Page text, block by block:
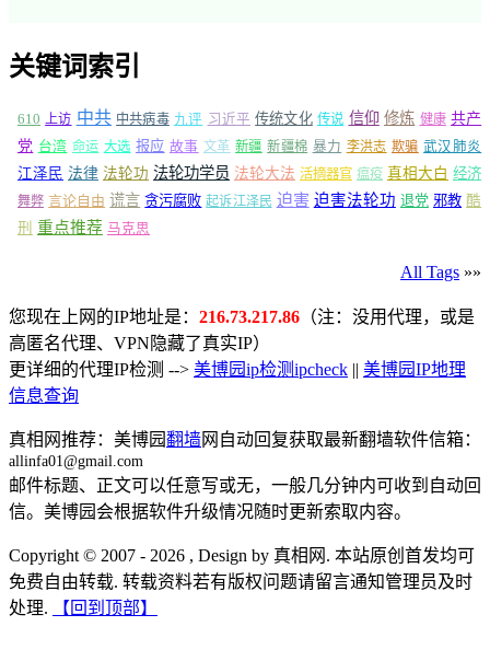
关键词索引
610 上访 中共 中共病毒 九评 习近平 传统文化 传说 信仰 修炼 健康 共产
党 台湾 命运 大选 报应 故事 文革 新疆 新疆棉 暴力 李洪志 欺骗 武汉肺炎
江泽民 法律 法轮功 法轮功学员 法轮大法 活摘器官 瘟疫 真相大白 经济
舞弊 言论自由 谎言 贪污腐败 起诉江泽民 迫害 迫害法轮功 退党 邪教 酷
刑 重点推荐 马克思
All Tags »»
您现在上网的IP地址是： 216.73.217.86 （注：没用代理，或是
高匿名代理、VPN隐藏了真实IP）
更详细的代理IP检测 --> 美博园ip检测ipcheck || 美博园IP地理
信息查询
真相网推荐：美博园翻墙网自动回复获取最新翻墙软件信箱：
allinfa01@gmail.com
邮件标题、正文可以任意写或无，一般几分钟内可收到自动回
信。美博园会根据软件升级情况随时更新索取内容。
Copyright © 2007 - 2026 , Design by 真相网. 本站原创首发均可
免费自由转载. 转载资料若有版权问题请留言通知管理员及时
处理.
【回到顶部】